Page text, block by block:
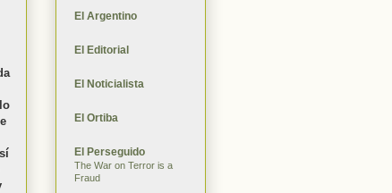
El Argentino
El Editorial
El Noticialista
El Ortiba
El Perseguido
The War on Terror is a
Fraud